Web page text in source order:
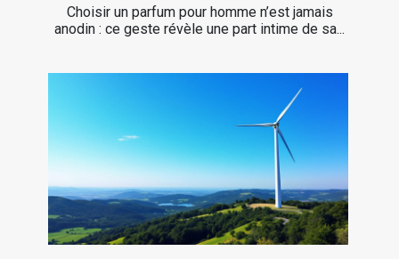
Choisir un parfum pour homme n’est jamais
anodin : ce geste révèle une part intime de sa...